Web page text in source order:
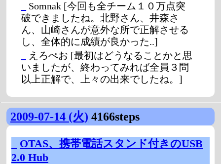
Somnak [今回も全チーム１０万点突
破できましたね。北野さん、井森さ
ん、山崎さんが意外な所で正解させる
し、全体的に成績が良かった..]
えろぺお [最初はどうなることかと思
いましたが、終わってみれば全員３問
以上正解で、上々の出来でしたね。]
2009-07-14 (火) 4166steps
OTAS、携帯電話スタンド付きのUSB
2.0 Hub